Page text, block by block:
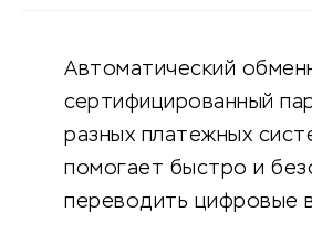
Автоматический
сертифицированный
разных платежных
помогает быстро и
переводить цифровые